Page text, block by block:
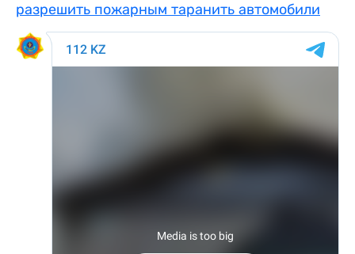
разрешить пожарным таранить автомобили